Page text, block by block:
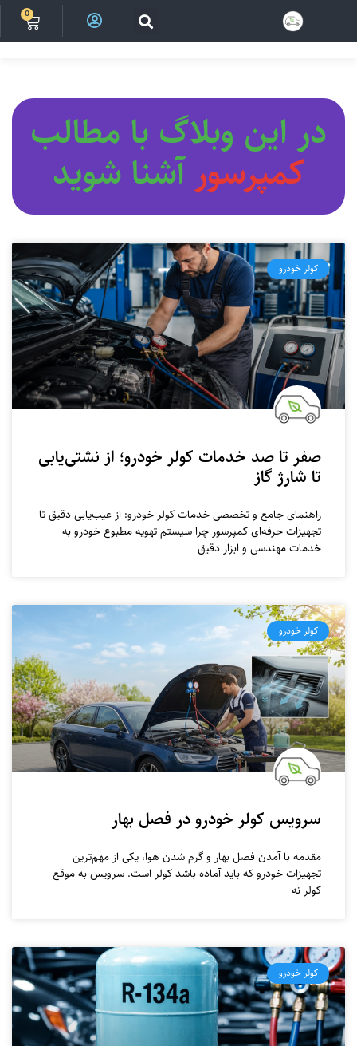
0
در این وبلاگ با مطالب
کمپرسور آشنا شوید
کولر خودرو
صفر تا صد خدمات کولر خودرو؛ از نشتی‌یابی
تا شارژ گاز
راهنمای جامع و تخصصی خدمات کولر خودرو: از عیب‌یابی دقیق تا
تجهیزات حرفه‌ای کمپرسور چرا سیستم تهویه مطبوع خودرو به
خدمات مهندسی و ابزار دقیق
کولر خودرو
سرویس کولر خودرو در فصل بهار
مقدمه با آمدن فصل بهار و گرم شدن هوا، یکی از مهم‌ترین
تجهیزات خودرو که باید آماده باشد کولر است. سرویس به موقع
کولر نه
کولر خودرو